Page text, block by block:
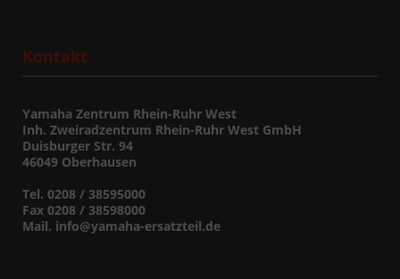
Kontakt
Yamaha Zentrum Rhein-Ruhr West
Inh. Zweiradzentrum Rhein-Ruhr West GmbH
Duisburger Str. 94
46049 Oberhausen
Tel. 0208 / 38595000
Fax 0208 / 38598000
Mail. info@yamaha-ersatzteil.de